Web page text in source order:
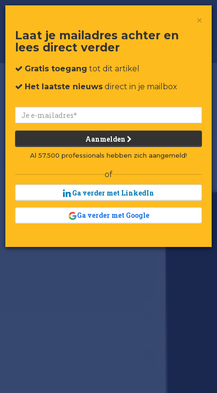
kunst en design
×
Laat je mailadres achter en
lees direct verder
Gratis toegang tot dit artikel
Het laatste nieuws direct in je mailbox
Aanmelden
Al 57.500 professionals hebben zich aangemeld!
of
Ga verder met LinkedIn
Ga verder met Google